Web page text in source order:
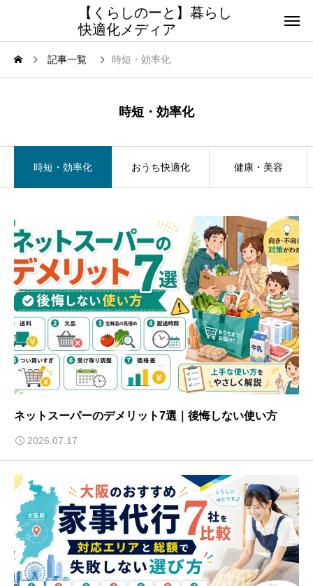
【くらしのーと】暮らし
快適化メディア
記事一覧 時短・効率化
時短・効率化
時短・効率化 おうち快適化 健康・美容
ネットスーパーのデメリット7選｜後悔しない使い方
2026.07.17